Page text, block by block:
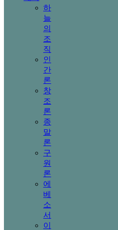
하
늘
의
조
직
인
간
론
창
조
론
종
말
론
구
원
론
에
베
소
서
이